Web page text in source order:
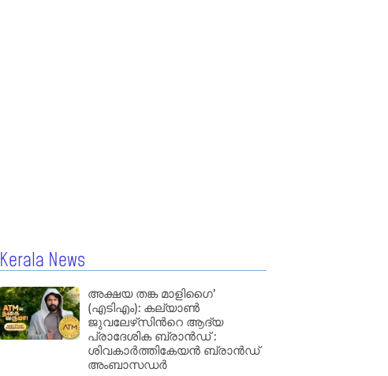
Kerala News
അക്ഷയ തങ്ക മാളിഗൈ’
(എടിഎം): കല്യാണ്‍
ജുവലേഴ്‌സിന്‍റെ ആദ്യ
പ്രാദേശിക ബ്രാന്‍ഡ് :
ശിവകാര്‍ത്തികേയന്‍ ബ്രാന്‍ഡ്
അംബാസഡര്‍